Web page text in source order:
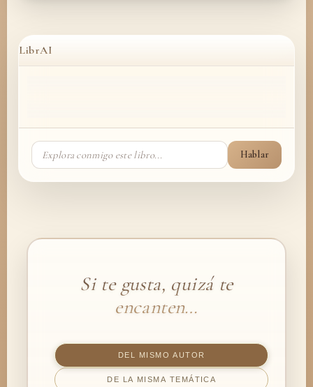
LibrAI
Hablar
Si te gusta, quizá te
encanten…
DEL MISMO AUTOR
DE LA MISMA TEMÁTICA